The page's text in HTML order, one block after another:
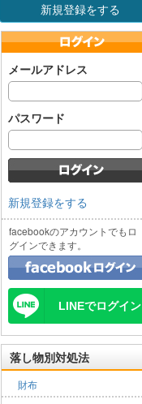
新規登録をする
メールアドレス
パスワード
新規登録をする
facebookのアカウントでもロ
グインできます。
LINEでログイン
落し物別対処法
財布